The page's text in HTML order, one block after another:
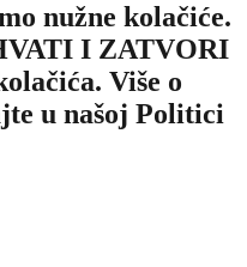
nužne kolačiće.
I ZATVORI
Više o
u našoj Politici